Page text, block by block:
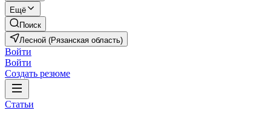
Ещё
Поиск
Лесной (Рязанская область)
Войти
Войти
Создать резюме
Статьи